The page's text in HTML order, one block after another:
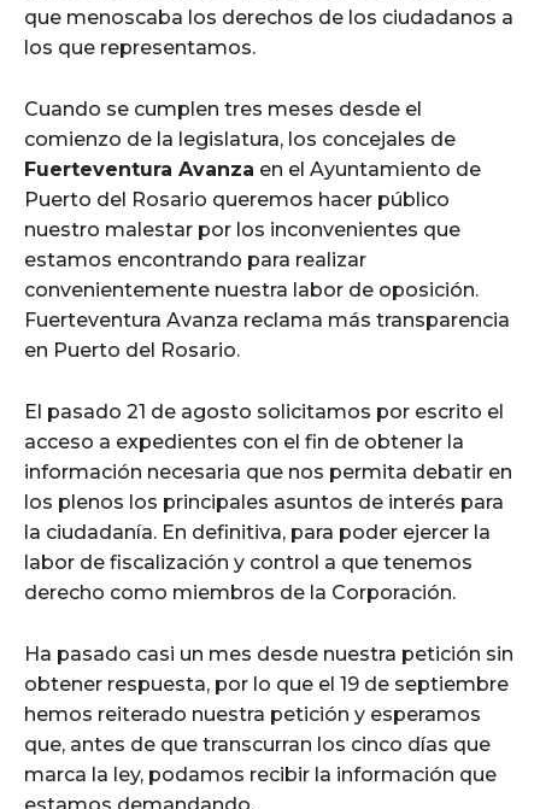
que menoscaba los derechos de los ciudadanos a
los que representamos.
Cuando se cumplen tres meses desde el
comienzo de la legislatura, los concejales de
Fuerteventura Avanza en el Ayuntamiento de
Puerto del Rosario queremos hacer público
nuestro malestar por los inconvenientes que
estamos encontrando para realizar
convenientemente nuestra labor de oposición.
Fuerteventura Avanza reclama más transparencia
en Puerto del Rosario.
El pasado 21 de agosto solicitamos por escrito el
acceso a expedientes con el fin de obtener la
información necesaria que nos permita debatir en
los plenos los principales asuntos de interés para
la ciudadanía. En definitiva, para poder ejercer la
labor de fiscalización y control a que tenemos
derecho como miembros de la Corporación.
Ha pasado casi un mes desde nuestra petición sin
obtener respuesta, por lo que el 19 de septiembre
hemos reiterado nuestra petición y esperamos
que, antes de que transcurran los cinco días que
marca la ley, podamos recibir la información que